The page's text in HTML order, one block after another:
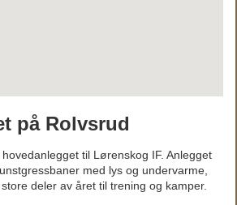
på Rolvsrud
til Lørenskog IF. Anlegget
med lys og undervarme,
deler av året til trening og kamper.